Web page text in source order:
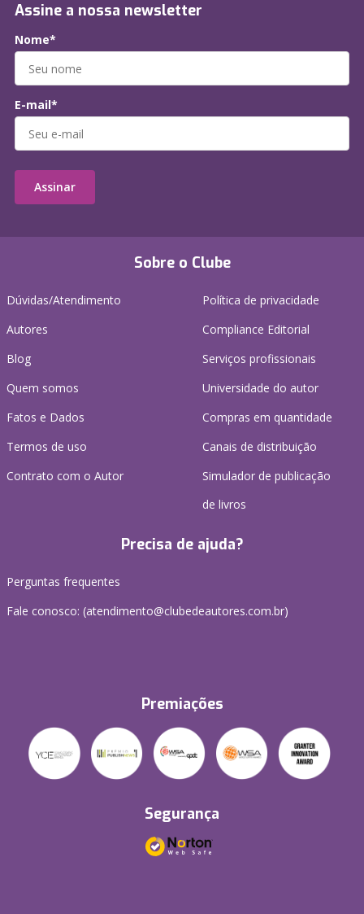
Sobre o Clube
Dúvidas/Atendimento
Autores
Blog
Quem somos
Fatos e Dados
Termos de uso
Contrato com o Autor
Política de privacidade
Compliance Editorial
Serviços profissionais
Universidade do autor
Compras em quantidade
Canais de distribuição
Simulador de publicação
de livros
Precisa de ajuda?
Perguntas frequentes
Fale conosco: (atendimento@clubedeautores.com.br)
Premiações
Segurança
Assine a nossa newsletter
Nome*
E-mail*
Assinar